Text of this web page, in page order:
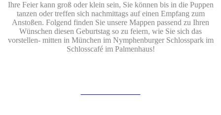
Ihre Feier kann groß oder klein sein, Sie können bis in die Puppen
tanzen oder treffen sich nachmittags auf einen Empfang zum
Anstoßen. Folgend finden Sie unsere Mappen passend zu Ihren
Wünschen diesen Geburtstag so zu feiern, wie Sie sich das
vorstellen- mitten in München im Nymphenburger Schlosspark im
Schlosscafé im Palmenhaus!